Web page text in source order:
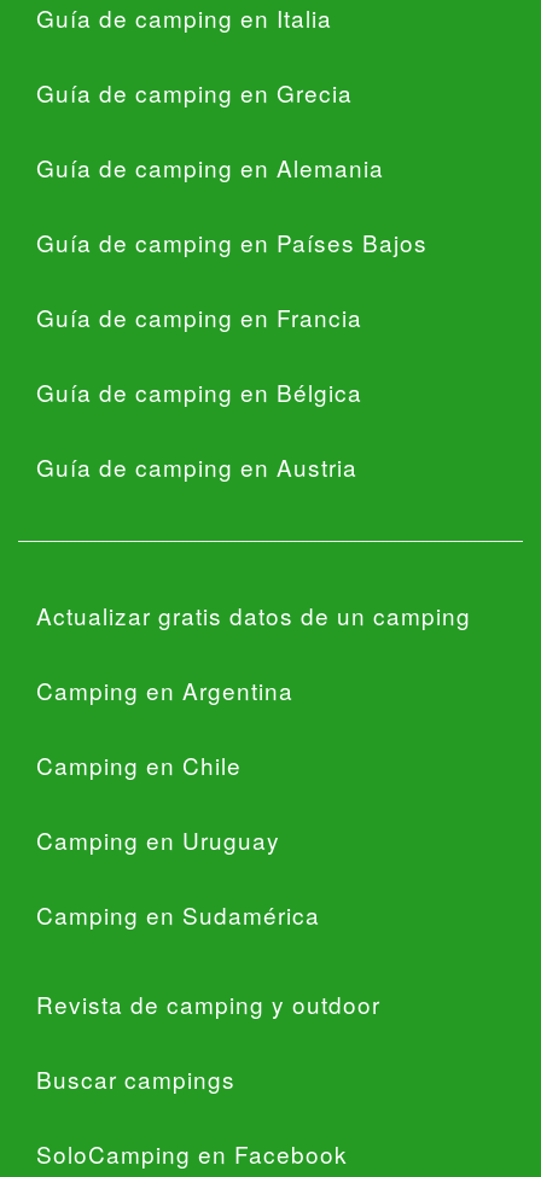
Guía de camping en Italia
Guía de camping en Grecia
Guía de camping en Alemania
Guía de camping en Países Bajos
Guía de camping en Francia
Guía de camping en Bélgica
Guía de camping en Austria
Actualizar gratis datos de un camping
Camping en Argentina
Camping en Chile
Camping en Uruguay
Camping en Sudamérica
Revista de camping y outdoor
Buscar campings
SoloCamping en Facebook